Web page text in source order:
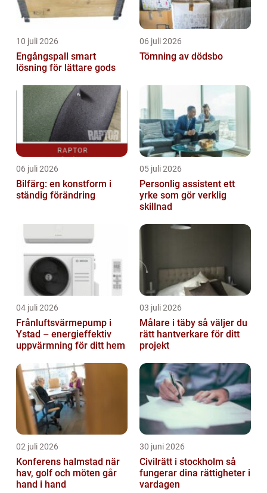
10 juli 2026
Engångspall smart
lösning för lättare gods
06 juli 2026
Tömning av dödsbo
06 juli 2026
Bilfärg: en konstform i
ständig förändring
05 juli 2026
Personlig assistent ett
yrke som gör verklig
skillnad
04 juli 2026
Frånluftsvärmepump i
Ystad – energieffektiv
uppvärmning för ditt hem
03 juli 2026
Målare i täby så väljer du
rätt hantverkare för ditt
projekt
02 juli 2026
Konferens halmstad när
hav, golf och möten går
hand i hand
30 juni 2026
Civilrätt i stockholm så
fungerar dina rättigheter i
vardagen